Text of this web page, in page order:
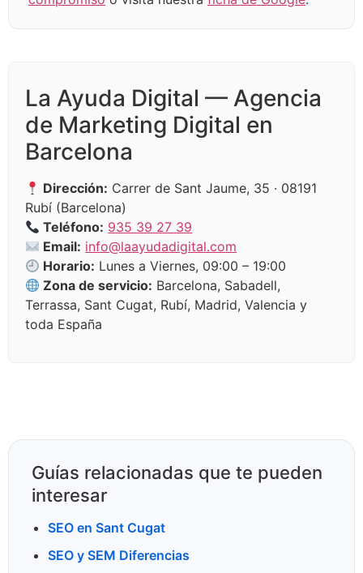
La Ayuda Digital — Agencia
de Marketing Digital en
Barcelona
Dirección: Carrer de Sant Jaume, 35 · 08191
Rubí (Barcelona)
Teléfono: 935 39 27 39
Email: info@laayudadigital.com
Horario: Lunes a Viernes, 09:00 – 19:00
Zona de servicio: Barcelona, Sabadell,
Terrassa, Sant Cugat, Rubí, Madrid, Valencia y
toda España
Guías relacionadas que te pueden
interesar
SEO en Sant Cugat
SEO y SEM Diferencias